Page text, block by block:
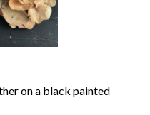
on a black painted